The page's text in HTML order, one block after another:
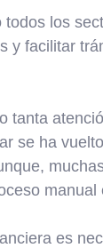
los
y facilitar
tanta
se ha
manual
es